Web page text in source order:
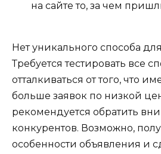
на сайте то, за чем
Нет уникального способа
Требуется тестировать все
отталкиваться от того, что
больше заявок по низкой
рекомендуется обратить
конкурентов. Возможно,
особенности объявления и